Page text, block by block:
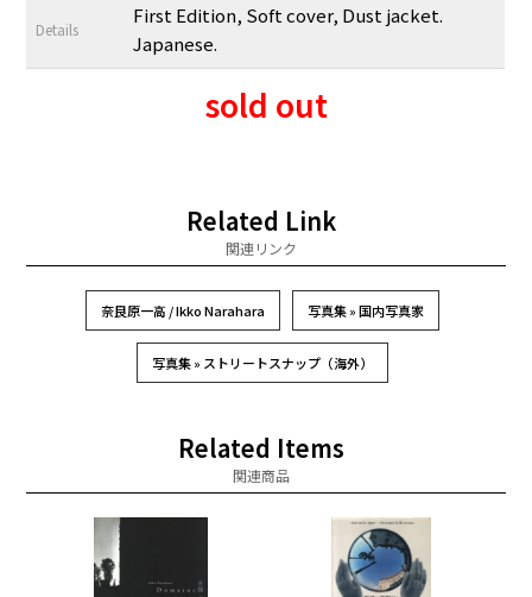
Details
First Edition, Soft cover, Dust jacket.
Japanese.
sold out
Related Link
関連リンク
奈良原一高 / Ikko Narahara 写真集 » 国内写真家
写真集 » ストリートスナップ（海外）
Related Items
関連商品